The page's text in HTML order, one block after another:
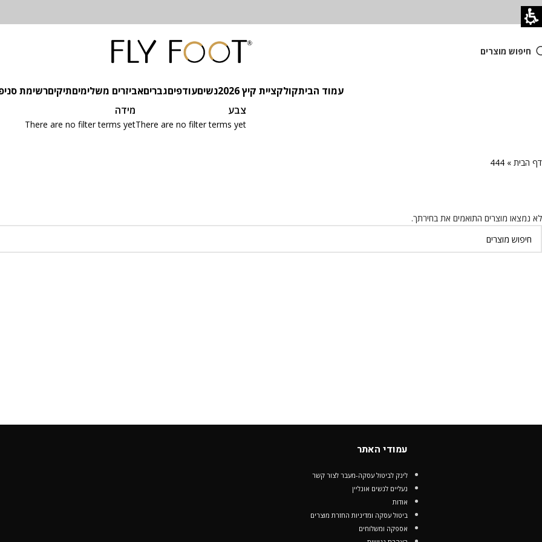
חיפוש מוצרים
עמוד הביתקולקציית קיץ 2026 נשיםעודפיםגבריםאביזרים משלימיםתיקיםרשימת
צבע
There are no filter terms yet
מידה
There are no filter terms yet
דף הבית »
444
לא נמצאו מוצרים התואמים את בחירתך.
עמודי האתר
לינק לביטול עסקה-מעבר לצור קשר
נעליים לנשים אונליין
אודות
ביטול עסקה ומדיניות החזרת מוצרים
אספקה ומשלוחים